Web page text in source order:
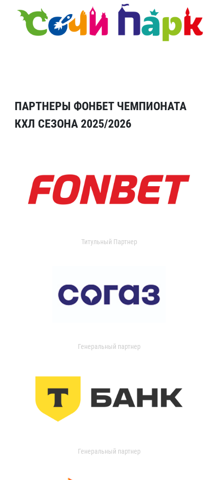
ПАРТНЕРЫ ФОНБЕТ ЧЕМПИОНАТА
КХЛ СЕЗОНА 2025/2026
Титульный Партнер
Генеральный партнер
Генеральный партнер